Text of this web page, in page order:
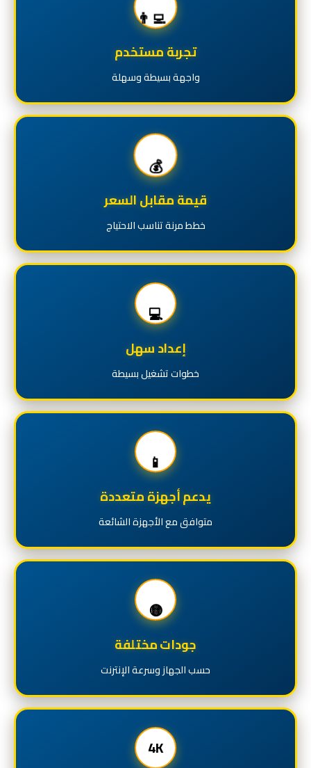
👨‍💻
تجربة مستخدم
واجهة بسيطة وسهلة
💰
قيمة مقابل السعر
خطط مرنة تناسب الاحتياج
💻
إعداد سهل
خطوات تشغيل بسيطة
📱
يدعم أجهزة متعددة
متوافق مع الأجهزة الشائعة
🟡
جودات مختلفة
حسب الجهاز وسرعة الإنترنت
4K